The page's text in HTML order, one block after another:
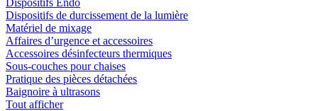
Dispositifs Endo
Dispositifs de durcissement de la lumière
Matériel de mixage
Affaires d’urgence et accessoires
Accessoires désinfecteurs thermiques
Sous-couches pour chaises
Pratique des pièces détachées
Baignoire à ultrasons
Tout afficher